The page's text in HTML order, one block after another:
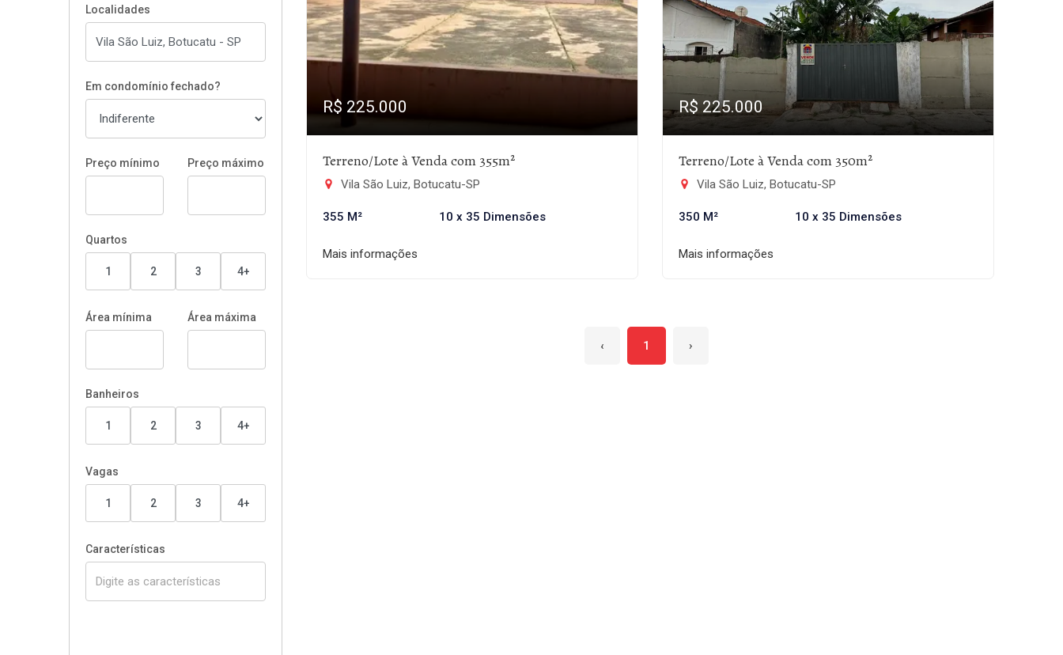
Localidades
Em condomínio fechado?
Preço mínimo Preço máximo
Quartos
1 2 3 4+
Área mínima Área máxima
Banheiros
1 2 3 4+
Vagas
1 2 3 4+
Características
R$ 225.000
Terreno/Lote à Venda com 355m²
Vila São Luiz, Botucatu-SP
355 M² 10 x 35 Dimensões
Mais informações
R$ 225.000
Terreno/Lote à Venda com 350m²
Vila São Luiz, Botucatu-SP
350 M² 10 x 35 Dimensões
Mais informações
‹ 1 ›